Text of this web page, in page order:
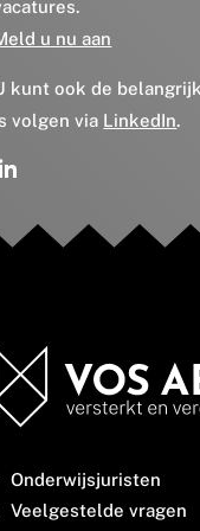
u nu aan
kunt ook de
volgen via LinkedIn.
Onderwijsjuristen
Veelgestelde vragen